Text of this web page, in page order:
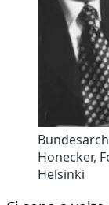
Honecker,
Helsinki